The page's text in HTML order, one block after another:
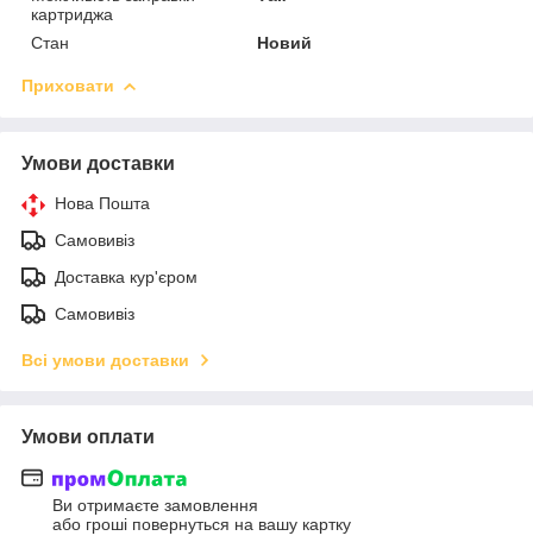
картриджа
Стан Новий
Приховати
Умови доставки
Нова Пошта
Самовивіз
Доставка кур'єром
Самовивіз
Всі умови доставки
Умови оплати
Ви отримаєте замовлення
або гроші повернуться на вашу картку